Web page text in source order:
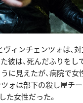
ヴィンチェンツォは、
彼は、死んだふりを
に見えたが、病院で
ォは部下の殺し屋チ
た女性だった。